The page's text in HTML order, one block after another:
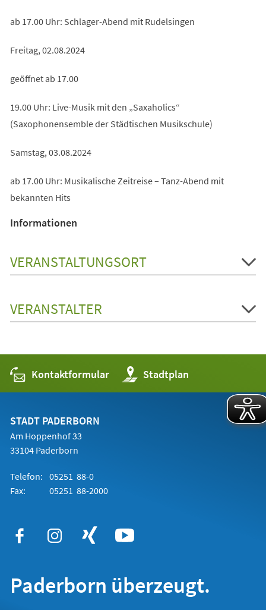
ab 17.00 Uhr: Schlager-Abend mit Rudelsingen
Freitag, 02.08.2024
geöffnet ab 17.00
19.00 Uhr: Live-Musik mit den „Saxaholics“
(Saxophonensemble der Städtischen Musikschule)
Samstag, 03.08.2024
ab 17.00 Uhr: Musikalische Zeitreise – Tanz-Abend mit
bekannten Hits
Informationen
VERANSTALTUNGSORT
VERANSTALTER
Kontaktformular Stadtplan
(Öffnet
in
einem
STADT PADERBORN
Am Hoppenhof 33
33104 Paderborn
Telefon: 05251 88-0
Fax:
05251 88-2000
Paderborn überzeugt.